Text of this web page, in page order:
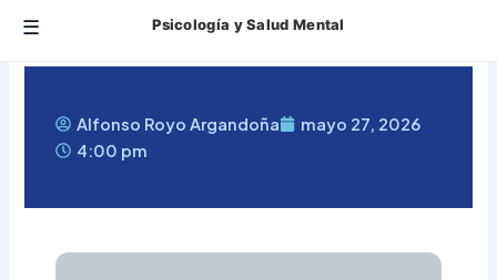
Psicología y Salud Mental
contenido
Alfonso Royo Argandoña
mayo 27, 2026
4:00 pm